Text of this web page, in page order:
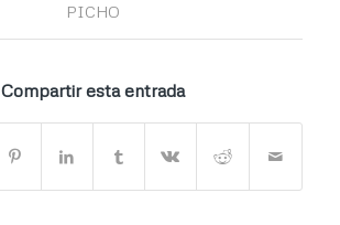
PICHO
Compartir esta entrada